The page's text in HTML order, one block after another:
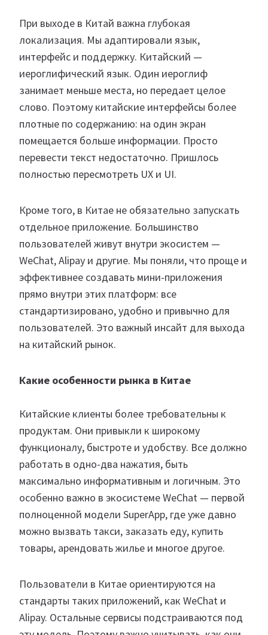
При выходе в Китай важна глубокая
локализация. Мы адаптировали язык,
интерфейс и поддержку. Китайский —
иероглифический язык. Один иероглиф
занимает меньше места, но передает целое
слово. Поэтому китайские интерфейсы более
плотные по содержанию: на один экран
помещается больше информации. Просто
перевести текст недостаточно. Пришлось
полностью пересмотреть UX и UI.
Кроме того, в Китае не обязательно запускать
отдельное приложение. Большинство
пользователей живут внутри экосистем —
WeChat, Alipay и другие. Мы поняли, что проще и
эффективнее создавать мини-приложения
прямо внутри этих платформ: все
стандартизировано, удобно и привычно для
пользователей. Это важный инсайт для выхода
на китайский рынок.
Какие особенности рынка в Китае
Китайские клиенты более требовательны к
продуктам. Они привыкли к широкому
функционалу, быстроте и удобству. Все должно
работать в одно-два нажатия, быть
максимально информативным и логичным. Это
особенно важно в экосистеме WeChat — первой
полноценной модели SuperApp, где уже давно
можно вызвать такси, заказать еду, купить
товары, арендовать жилье и многое другое.
Пользователи в Китае ориентируются на
стандарты таких приложений, как WeChat и
Alipay. Остальные сервисы подстраиваются под